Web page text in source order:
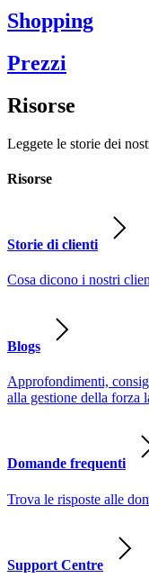
Shopping
Prezzi
Risorse
Leggete le storie dei
Risorse
Storie di clienti
Cosa dicono i nostri
Blogs
Approfondimenti,
alla gestione della forza
Domande frequenti
Trova le risposte alle
Support Centre